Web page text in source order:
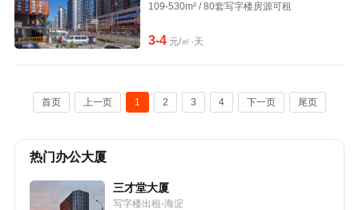
109-530m² / 80套写字楼房源可租
3-4元/㎡·天
首页 上一页 1 2 3 4 下一页 尾页
热门办公大厦
三才堂大厦
写字楼出租-海淀